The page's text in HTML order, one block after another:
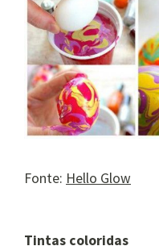
Fonte: Hello Glow
Tintas coloridas